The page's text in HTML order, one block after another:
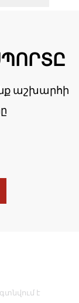
աշխարհի
գտնվում է